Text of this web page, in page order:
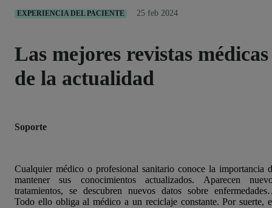
EXPERIENCIA DEL PACIENTE 25 feb 2024
Las mejores revistas médicas
de la actualidad
Soporte
Cualquier médico o profesional sanitario conoce la importancia
mantener sus conocimientos actualizados. Aparecen
tratamientos, se descubren nuevos datos sobre
Todo ello obliga al médico a un reciclaje constante. Por suerte,